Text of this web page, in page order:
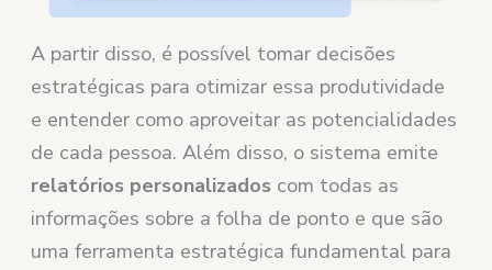
A partir disso, é possível tomar decisões
estratégicas para otimizar essa produtividade
e entender como aproveitar as potencialidades
de cada pessoa. Além disso, o sistema emite
relatórios personalizados com todas as
informações sobre a folha de ponto e que são
uma ferramenta estratégica fundamental para